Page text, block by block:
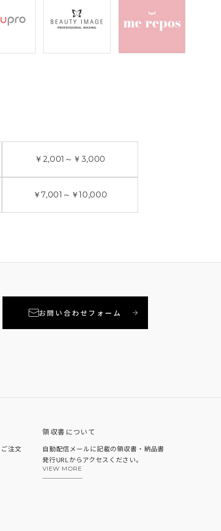
￥2,001 ～ ￥3,000
￥7,001 ～ ￥10,000
お問い合わせフォーム
注文
領収書について
自動配信メールに記載の領収書・納品書
発行URLからアクセスください。
VIEW MORE